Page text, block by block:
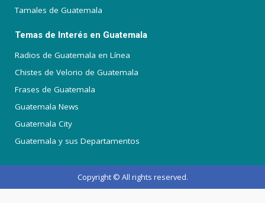
Tamales de Guatemala
Temas de Interés en Guatemala
Radios de Guatemala en Línea
Chistes de Velorio de Guatemala
Frases de Guatemala
Guatemala News
Guatemala City
Guatemala y sus Departamentos
Copyright © All rights reserved.